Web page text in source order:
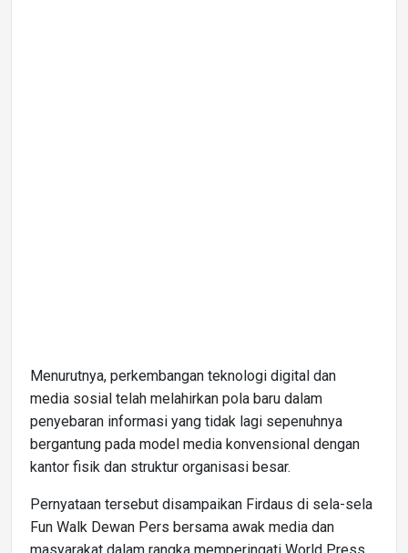
Menurutnya, perkembangan teknologi digital dan
media sosial telah melahirkan pola baru dalam
penyebaran informasi yang tidak lagi sepenuhnya
bergantung pada model media konvensional dengan
kantor fisik dan struktur organisasi besar.
Pernyataan tersebut disampaikan Firdaus di sela-sela
Fun Walk Dewan Pers bersama awak media dan
masyarakat dalam rangka memperingati World Press